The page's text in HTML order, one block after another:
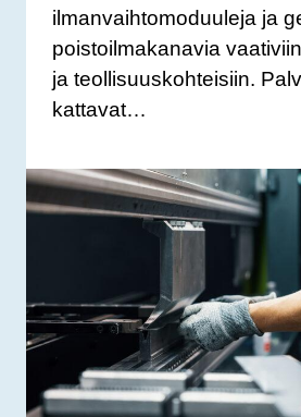
ilmanvaihtomoduuleja ja
poistoilmakanavia
ja teollisuuskohteisiin.
kattavat…